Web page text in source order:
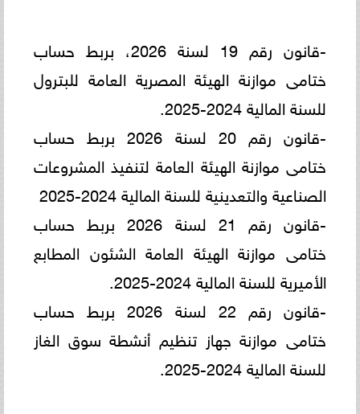
-قانون رقم 19 لسنة 2026، بربط حساب
ختامى موازنة الهيئة المصرية العامة للبترول
للسنة المالية 2024-2025.
-قانون رقم 20 لسنة 2026 بربط حساب
ختامى موازنة الهيئة العامة لتنفيذ المشروعات
الصناعية والتعدينية للسنة المالية 2024-2025
-قانون رقم 21 لسنة 2026 بربط حساب
ختامى موازنة الهيئة العامة الشئون المطابع
الأميرية للسنة المالية 2024-2025.
-قانون رقم 22 لسنة 2026 بربط حساب
ختامى موازنة جهاز تنظيم أنشطة سوق الغاز
للسنة المالية 2024-2025.